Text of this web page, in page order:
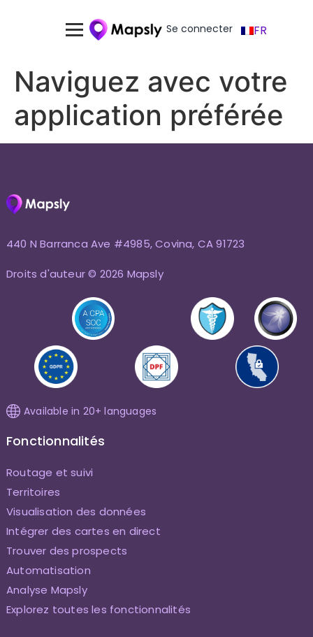
Se connecter FR
Naviguez avec votre
application préférée
440 N Barranca Ave #4985, Covina, CA 91723
Droits d'auteur © 2026 Mapsly
Available in 20+ languages
Fonctionnalités
Routage et suivi
Territoires
Visualisation des données
Intégrer des cartes en direct
Trouver des prospects
Automatisation
Analyse Mapsly
Explorez toutes les fonctionnalités